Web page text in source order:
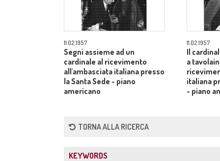
11.02.1957
Segni assieme ad un
cardinale al ricevimento
all'ambasciata italiana presso
la Santa Sede - piano
americano
11.02.1957
Il
a
italiana
- piano
TORNA ALLA RICERCA
KEYWORDS